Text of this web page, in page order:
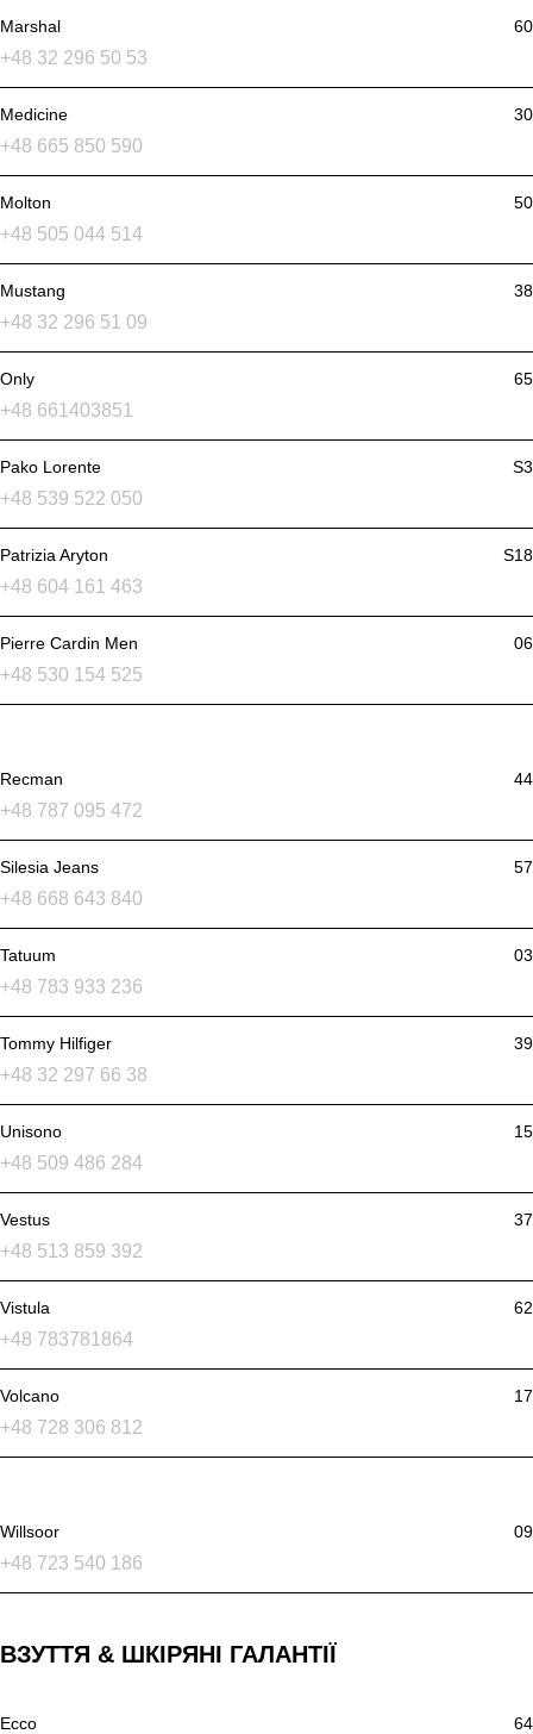
Marshal 60
+48 32 296 50 53
Medicine 30
+48 665 850 590
Molton 50
+48 505 044 514
Mustang 38
+48 32 296 51 09
Only 65
+48 661403851
Pako Lorente S3
+48 539 522 050
Patrizia Aryton S18
+48 604 161 463
Pierre Cardin Men 06
+48 530 154 525
Recman 44
+48 787 095 472
Silesia Jeans 57
+48 668 643 840
Tatuum 03
+48 783 933 236
Tommy Hilfiger 39
+48 32 297 66 38
Unisono 15
+48 509 486 284
Vestus 37
+48 513 859 392
Vistula 62
+48 783781864
Volcano 17
+48 728 306 812
Willsoor 09
+48 723 540 186
ВЗУТТЯ & ШКІРЯНІ ГАЛАНТІЇ
Ecco 64